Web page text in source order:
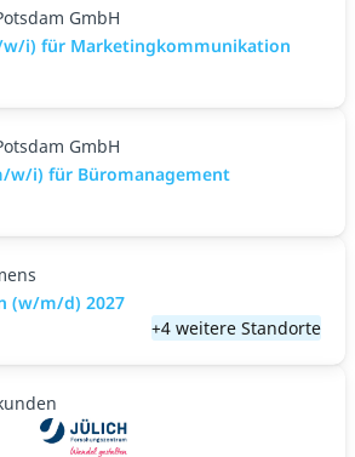
GmbH
i) für Marketingkommunikation
GmbH
w/i) für Büromanagement
(w/m/d) 2027
+4 weitere Standorte